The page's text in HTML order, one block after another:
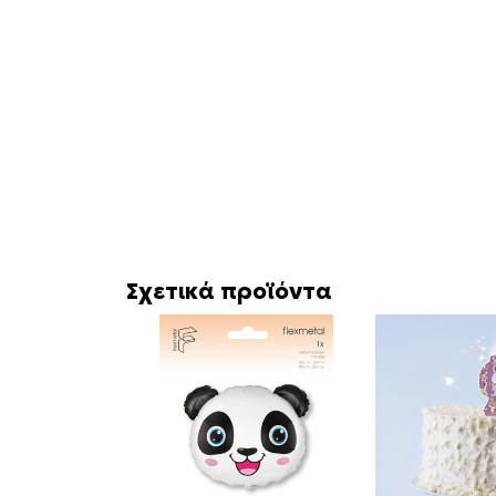
Σχετικά προϊόντα